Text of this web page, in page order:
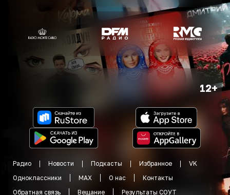
12+
Радио Новости Подкасты Избранное
VK
Одноклассники
MAX О нас
Контакты
Обратная связь
Вещание Результаты СОУТ